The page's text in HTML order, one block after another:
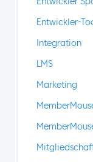
Entwickler-
Integration
LMS
Marketing